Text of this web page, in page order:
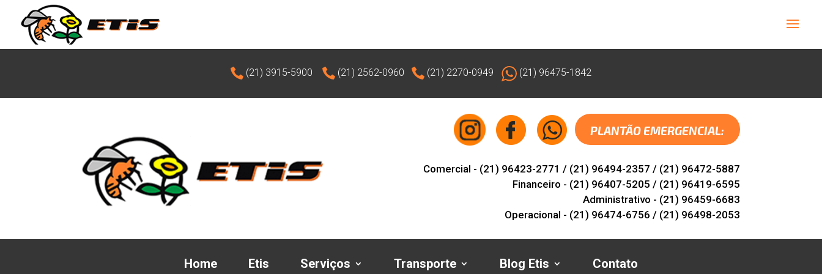
(21) 3915-5900 (21) 2562-0960 (21) 2270-0949 (21) 96475-1842
PLANTÃO EMERGENCIAL:
Comercial - (21) 96423-2771 / (21) 96494-2357 / (21) 96472-5887
Financeiro - (21) 96407-5205 / (21) 96419-6595
Administrativo - (21) 96459-6683
Operacional - (21) 96474-6756 / (21) 96498-2053
Home Etis Serviços Transporte Blog Etis Contato